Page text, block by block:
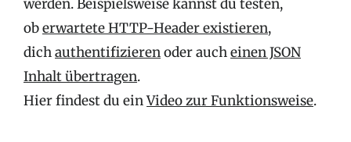
werden. Beispielsweise kannst du testen,
oberwartete HTTP-Header existieren,
dichauthentifizierenoder aucheinen JSON
Inhalt übertragen.
Hier findest du einVideo zur Funktionsweise.